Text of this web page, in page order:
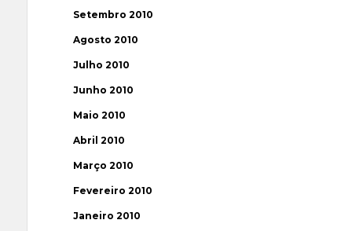
Setembro 2010
Agosto 2010
Julho 2010
Junho 2010
Maio 2010
Abril 2010
Março 2010
Fevereiro 2010
Janeiro 2010